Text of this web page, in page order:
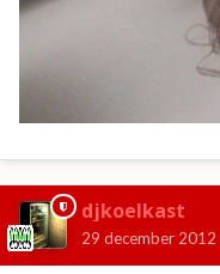
djkoelkast
29 december 2012